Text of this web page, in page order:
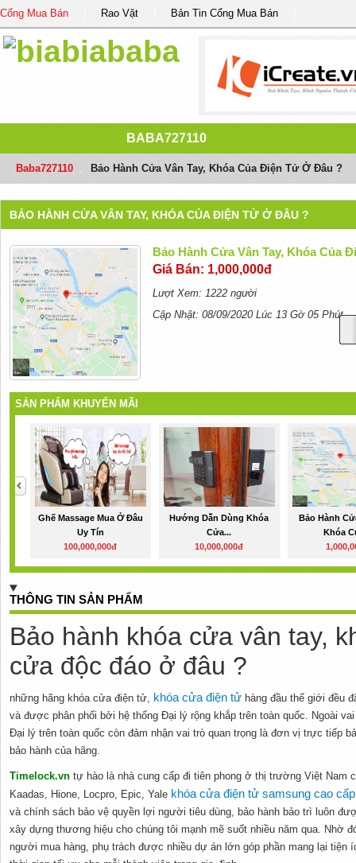
Cổng Mua Bán Rao Vặt Bản Tin Cổng Mua Bán
BABA727110
Baba727110 Bảo Hành Cửa Vân Tay, Khóa Của Điện Tử Ở Đâu ?
BẢO HÀNH CỬA VÂN TAY, KHÓA CỦA ĐIỆN TỬ Ở ĐÂU ?
Bảo Hành Cửa Vân Tay, Khóa Của
Giá Bán: 1,000,000đ
Lượt Xem: 1222 người
Cập Nhật: 08/09/2020 Lúc 13 Gờ 05 Phút
SẢN PHẨM KHUYẾN MÃI
Ghế Massage Mua Ở Đâu
Uy Tín
100,000,000đ
Hướng Dẫn Dùng Khóa
Cửa...
10,000,000đ
Bảo Hành
Khóa
THÔNG TIN SẢN PHẨM
Bảo hành khóa cửa vân tay,
cửa độc đáo ở đâu ?
những hãng khóa cửa điện tử, khóa cửa điện tửhàng đầu thế giới đều
và được phân phối bởi hệ thống Đại lý rộng khắp trên toàn quốc. Ngoài
Đại lý trên toàn quốc còn đảm nhận vai trò quan trọng là đơn vị trực tiếp
bảo hành của hãng.
Timelock.vntự hào là nhà cung cấp đi tiên phong ở thị trường Việt Nam
Kaadas, Hione, Locpro, Epic, Yale khóa cửa điện tử samsung cao cấp
và chính sách bảo vệ quyền lợi người tiêu dùng, bảo hành bảo trì luôn
xây dựng thương hiệu cho chúng tôi mạnh mẽ suốt nhiều năm qua. Nhờ
người mua hàng, phụ trách được nhiều dự án lớn góp phần mang lại tiện